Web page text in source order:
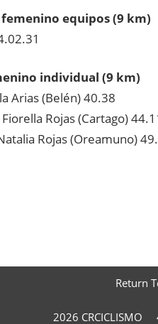
equipos (9 km)
individual (9 km)
(Belén) 40.38
Rojas (Cartago)
Rojas (Oreamuno)
Return
2026 CRCICLISMO